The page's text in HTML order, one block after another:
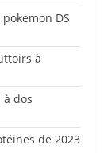
DS
à
dos
de 2023